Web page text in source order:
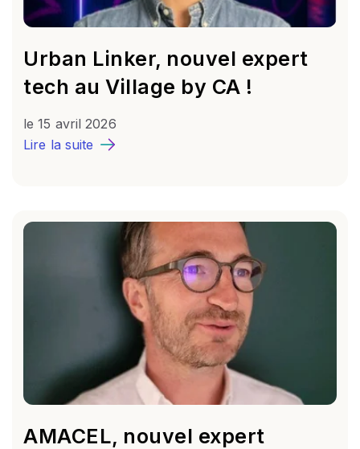
Urban Linker, nouvel expert
tech au Village by CA !
le 15 avril 2026
Lire la suite
AMACEL, nouvel expert